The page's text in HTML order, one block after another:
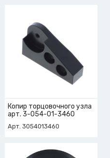
Копир торцовочного узла
арт. 3-054-01-3460
Арт. 3054013460